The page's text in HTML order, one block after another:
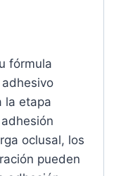
fórmula
la etapa
oclusal, los
pueden